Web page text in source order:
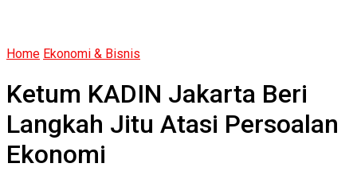
Home Ekonomi & Bisnis
Ketum KADIN Jakarta Beri
Langkah Jitu Atasi Persoalan
Ekonomi